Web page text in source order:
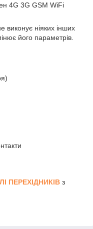
4G 3G GSM WiFi
виконує ніяких інших
його параметрів.
ПЕРЕХІДНИКІВ з